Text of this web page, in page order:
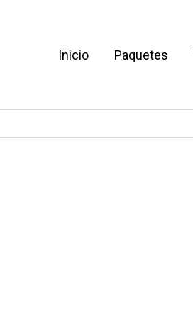
Inicio Paquetes